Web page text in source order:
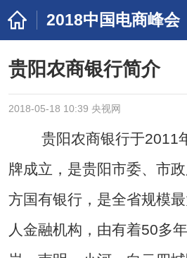
2018中国电商峰会
贵阳农商银行简介
2018-05-18 10:39 央视网
贵阳农商银行于2011
牌成立，是贵阳市委、市
方国有银行，是全省规模
人金融机构，由有着50多